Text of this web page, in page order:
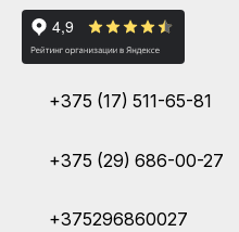
+375 (17) 511-65-81
+375 (29) 686-00-27
+375296860027